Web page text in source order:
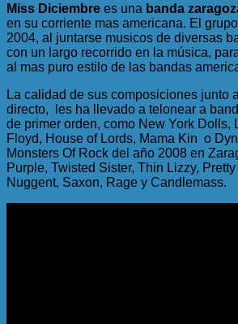
Miss Diciembre es una banda
en su corriente mas americana. El
2004, al juntarse musicos de diversas
con un largo recorrido en la música,
al mas puro estilo de las bandas
La calidad de sus composiciones junto
directo, les ha llevado a telonear a
de primer orden, como New York Dolls,
Floyd, House of Lords, Mama Kin o
Monsters Of Rock del año 2008 en
Purple, Twisted Sister, Thin Lizzy, Pretty
Nuggent, Saxon, Rage y Candlemass.